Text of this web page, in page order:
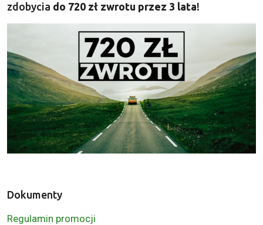
zdobycia do 720 zł zwrotu przez 3 lata!
Dokumenty
Regulamin promocji